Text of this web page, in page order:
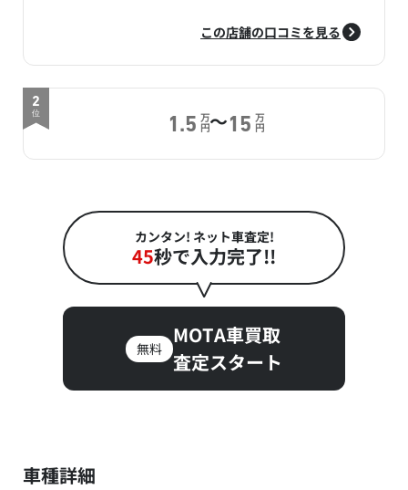
この店舗の口コミを見る
2
位
1.5 万
円～15 万
円
カンタン! ネット車査定!
45秒で入力完了!!
無料
MOTA車買取
査定スタート
車種詳細